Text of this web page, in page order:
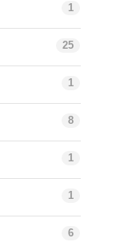
1
25
1
8
1
1
6